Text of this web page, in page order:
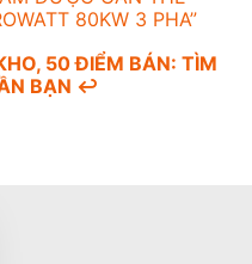
80KW 3 PHA”
50 ĐIỂM BÁN: TÌM
BẠN ↩️